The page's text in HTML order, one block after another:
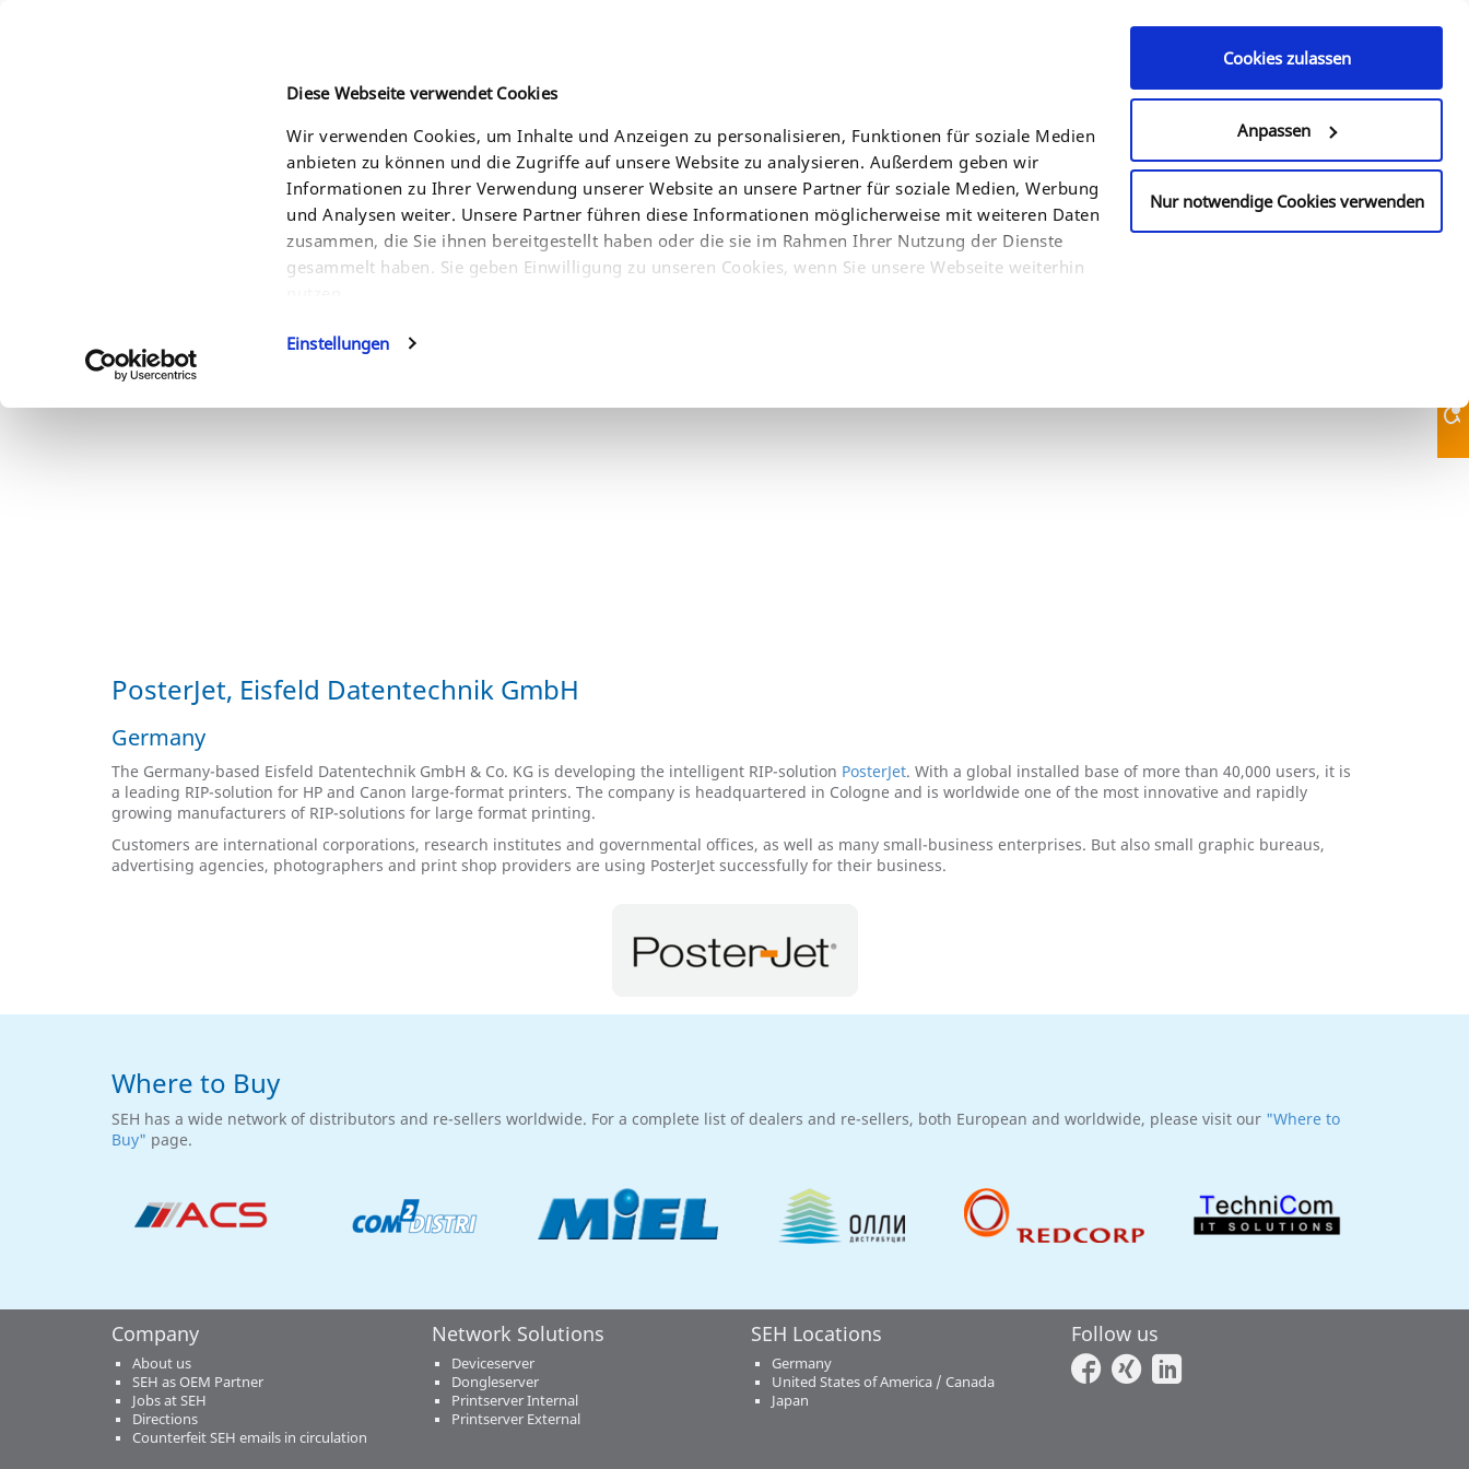
Diese Webseite verwendet Cookies
Wir verwenden Cookies, um Inhalte und Anzeigen zu personalisieren, Funktionen für soziale Medien
anbieten zu können und die Zugriffe auf unsere Website zu analysieren. Außerdem geben wir
Informationen zu Ihrer Verwendung unserer Website an unsere Partner für soziale Medien, Werbung
und Analysen weiter. Unsere Partner führen diese Informationen möglicherweise mit weiteren Daten
zusammen, die Sie ihnen bereitgestellt haben oder die sie im Rahmen Ihrer Nutzung der Dienste
gesammelt haben. Sie geben Einwilligung zu unseren Cookies, wenn Sie unsere Webseite weiterhin
Einstellungen
Cookies zulassen
Anpassen
Nur notwendige Cookies verwenden
+49 (0)521 94 22 6 - 0
SOLUTIONS SERVICES COMPANY WHERE TO BUY
PosterJet, Eisfeld Datentechnik GmbH
Germany
The Germany-based Eisfeld Datentechnik GmbH & Co. KG is developing the intelligent RIP-solution PosterJet. With a global installed base of more than 40,000 users, it is
a leading RIP-solution for HP and Canon large-format printers. The company is headquartered in Cologne and is worldwide one of the most innovative and rapidly
growing manufacturers of RIP-solutions for large format printing.
Customers are international corporations, research institutes and governmental offices, as well as many small-business enterprises. But also small graphic bureaus,
advertising agencies, photographers and print shop providers are using PosterJet successfully for their business.
Where to Buy
SEH has a wide network of distributors and re-sellers worldwide. For a complete list of dealers and re-sellers, both European and worldwide, please visit our "Where to
Buy" page.
Company
About us
SEH as OEM Partner
Jobs at SEH
Directions
Counterfeit SEH emails in circulation
Network Solutions
Deviceserver
Dongleserver
Printserver Internal
Printserver External
SEH Locations
Germany
United States of America / Canada
Japan
Follow us